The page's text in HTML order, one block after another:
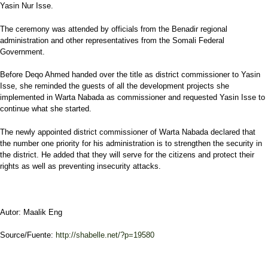
Yasin Nur Isse.
The ceremony was attended by officials from the Benadir regional
administration and other representatives from the Somali Federal
Government.
Before Deqo Ahmed handed over the title as district commissioner to Yasin
Isse, she reminded the guests of all the development projects she
implemented in Warta Nabada as commissioner and requested Yasin Isse to
continue what she started.
The newly appointed district commissioner of Warta Nabada declared that
the number one priority for his administration is to strengthen the security in
the district. He added that they will serve for the citizens and protect their
rights as well as preventing insecurity attacks.
Autor: Maalik Eng
Source/Fuente: http://shabelle.net/?p=19580